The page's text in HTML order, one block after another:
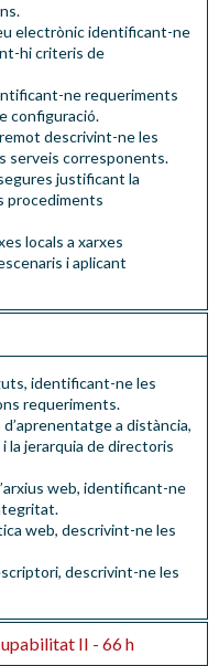
.
electrònic identificant-ne
hi criteris de
ne requeriments
configuració.
descrivint-ne les
serveis corresponents.
justificant la
procediments
locals a xarxes
i aplicant
identificant-ne les
requeriments.
a distància,
la jerarquia de directoris
web, identificant-ne
.
web, descrivint-ne les
descrivint-ne les
II - 66 h